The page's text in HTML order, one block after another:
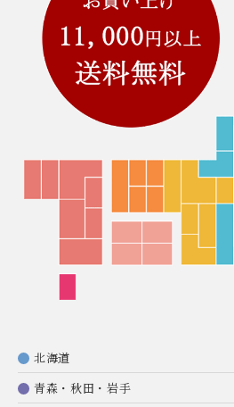
北海道
青森・秋田・岩手